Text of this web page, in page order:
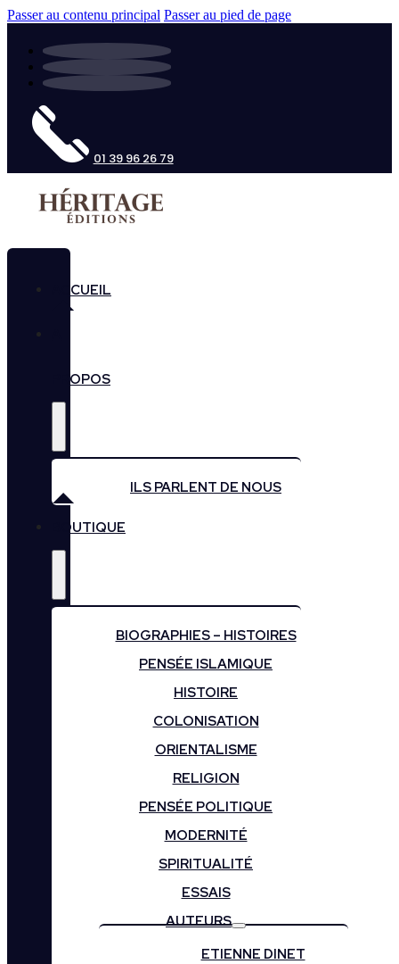
Passer au contenu principal Passer au pied de page
01 39 96 26 79
ACCUEIL
PROPOS
ILS PARLENT DE NOUS
BOUTIQUE
BIOGRAPHIES – HISTOIRES
PENSÉE ISLAMIQUE
HISTOIRE
COLONISATION
ORIENTALISME
RELIGION
PENSÉE POLITIQUE
MODERNITÉ
SPIRITUALITÉ
ESSAIS
AUTEURS
ETIENNE DINET